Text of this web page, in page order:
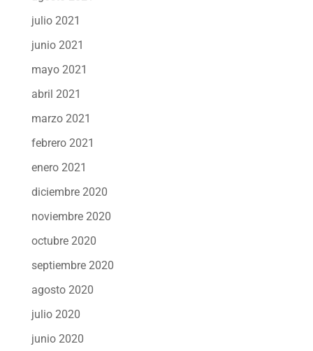
julio 2021
junio 2021
mayo 2021
abril 2021
marzo 2021
febrero 2021
enero 2021
diciembre 2020
noviembre 2020
octubre 2020
septiembre 2020
agosto 2020
julio 2020
junio 2020